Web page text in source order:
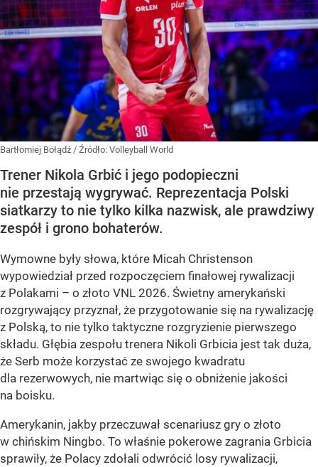
Bartłomiej Bołądź / Źródło: Volleyball World
Trener Nikola Grbić i jego podopieczni
nie przestają wygrywać. Reprezentacja Polski
siatkarzy to nie tylko kilka nazwisk, ale prawdziwy
zespół i grono bohaterów.
Wymowne były słowa, które Micah Christenson
wypowiedział przed rozpoczęciem finałowej rywalizacji
z Polakami – o złoto VNL 2026. Świetny amerykański
rozgrywający przyznał, że przygotowanie się na rywalizację
z Polską, to nie tylko taktyczne rozgryzienie pierwszego
składu. Głębia zespołu trenera Nikoli Grbicia jest tak duża,
że Serb może korzystać ze swojego kwadratu
dla rezerwowych, nie martwiąc się o obniżenie jakości
na boisku.
Amerykanin, jakby przeczuwał scenariusz gry o złoto
w chińskim Ningbo. To właśnie pokerowe zagrania Grbicia
sprawiły, że Polacy zdołali odwrócić losy rywalizacji,